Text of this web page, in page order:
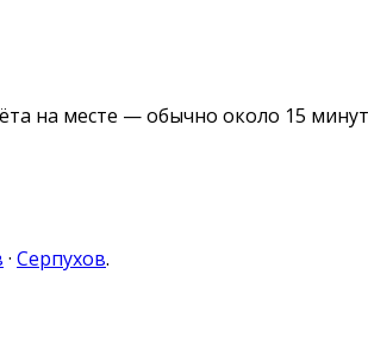
на месте — обычно около 15
· Серпухов.